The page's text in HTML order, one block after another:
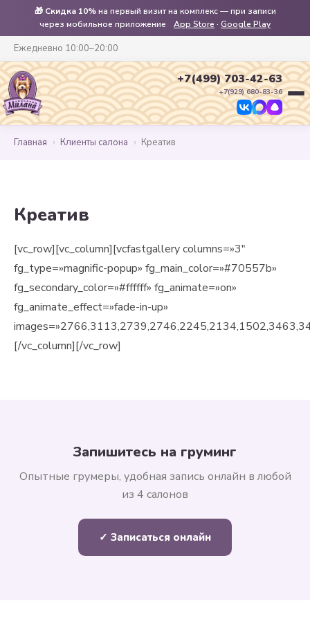
🎁 Скидка 10%на первый визит на комплекс — при записи
через мобильное приложение
App Store · Google Play
Ежедневно 10:00–20:00
+7(499) 703-42-63
+7(929) 680-83-36
Главная › Клиенты салона › Креатив
Креатив
[vc_row][vc_column][vcfastgallery columns=»3″
fg_type=»magnific-popup» fg_main_color=»#70557b»
fg_secondary_color=»#ffffff» fg_animate=»on»
fg_animate_effect=»fade-in-up»
[/vc_column][/vc_row]
Запишитесь на груминг
Опытные грумеры, удобная запись онлайн в любой
из 4 салонов
✓ Записаться онлайн